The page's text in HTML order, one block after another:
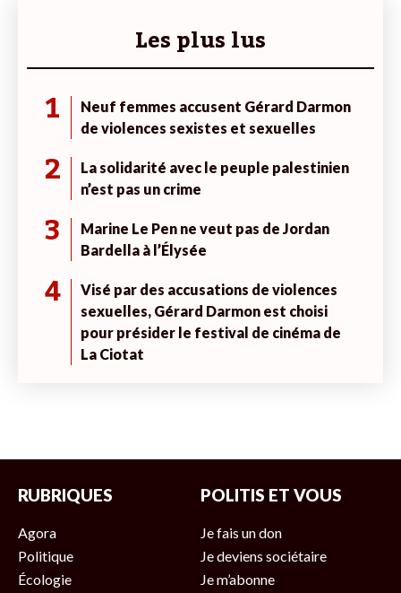
Les plus lus
1
Neuf femmes accusent Gérard Darmon
de violences sexistes et sexuelles
2
La solidarité avec le peuple palestinien
n’est pas un crime
3
Marine Le Pen ne veut pas de Jordan
Bardella à l’Élysée
4
Visé par des accusations de violences
sexuelles, Gérard Darmon est choisi
pour présider le festival de cinéma de
La Ciotat
RUBRIQUES
Agora
Politique
Écologie
POLITIS ET VOUS
Je fais un don
Je deviens sociétaire
Je m’abonne